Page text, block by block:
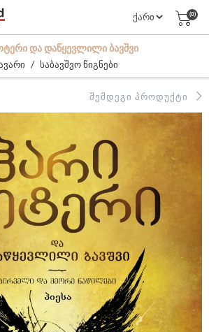
(0)
ᲓᲐ ᲓᲐᲬᲧᲔᲕᲚᲘᲚᲘ ᲑᲐᲕᲨᲕᲘ
/ საბავშვო წიგნები
ᲨᲔᲛᲓᲔᲒᲘ ᲞᲠᲝᲓᲣᲥᲢᲘ